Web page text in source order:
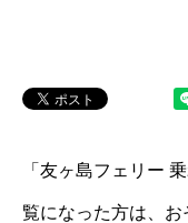
「友ヶ島フェリー
覧になった方は、